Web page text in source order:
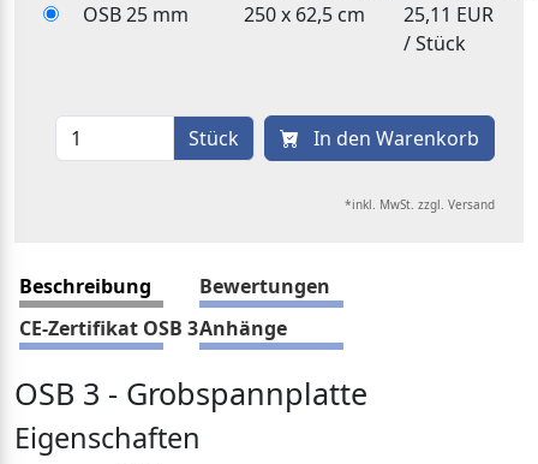
OSB 25 mm
250 x 62,5 cm
25,11 EUR
/ Stück
Stück In den Warenkorb
*inkl. MwSt. zzgl. Versand
Beschreibung
Bewertungen
CE-Zertifikat OSB 3Anhänge
OSB 3 - Grobspannplatte
Eigenschaften